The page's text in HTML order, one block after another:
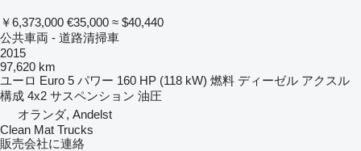
￥6,373,000 €35,000 ≈ $40,440
公共車両 - 道路清掃車
2015
97,620 km
ユーロ Euro 5 パワー 160 HP (118 kW) 燃料 ディーゼル アクスル
構成 4x2 サスペンション 油圧
オランダ, Andelst
Clean Mat Trucks
販売会社に連絡